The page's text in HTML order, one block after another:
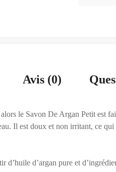
Avis (0)
le Savon De Argan Petit est
Il est doux et non irritant, ce
d’argan pure et